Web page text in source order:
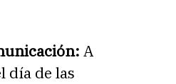
A
día de las